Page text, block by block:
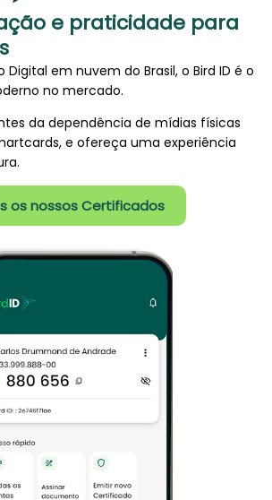
e praticidade para
em nuvem do Brasil, o Bird ID é o
no mercado.
da dependência de mídias físicas
e ofereça uma experiência
os nossos Certificados